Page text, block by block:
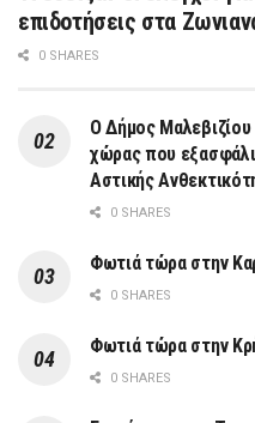
επιδοτήσεις στα
0 SHARES
Ο Δήμος
χώρας που
Αστικής
0 SHARES
Φωτιά τώρα στην
0 SHARES
Φωτιά τώρα στην
0 SHARES